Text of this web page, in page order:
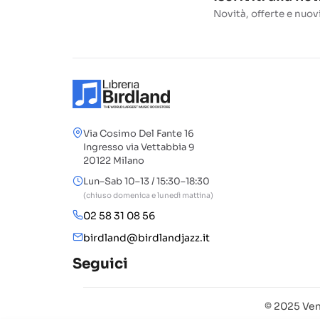
Novità, offerte e
Via Cosimo Del Fante 16
Ingresso via Vettabbia 9
20122 Milano
Lun–Sab 10–13 / 15:30–18:30
(chiuso domenica e lunedì mattina)
02 58 31 08 56
birdland@birdlandjazz.it
Seguici
© 2025